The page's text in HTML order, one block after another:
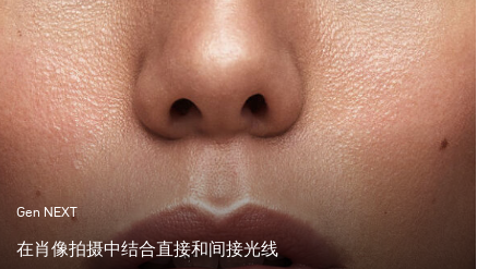
Gen NEXT
在肖像拍摄中结合直接和间接光线